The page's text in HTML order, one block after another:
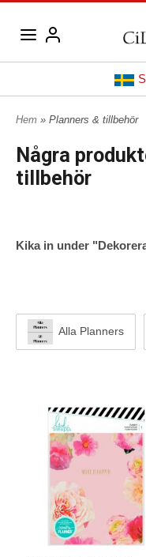
Hem » Planners & tillbehör
Några
tillbehör
Kika in under
Alla Planners